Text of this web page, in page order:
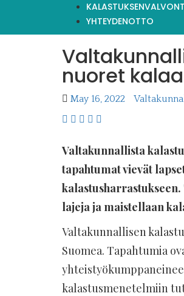
YHTEYDENOTTO
nuoret
May 16, 2022
Valtakunnallista
tapahtumat vievät
lajeja ja maistellaan
Valtakunnallisen
Suomea. Tapahtumia
kalastusmenetelmiin